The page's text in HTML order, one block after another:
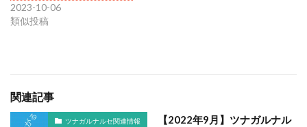
2023-10-06
類似投稿
関連記事
ツナガルナルセ関連情報
【2022年9月】ツナガルナル